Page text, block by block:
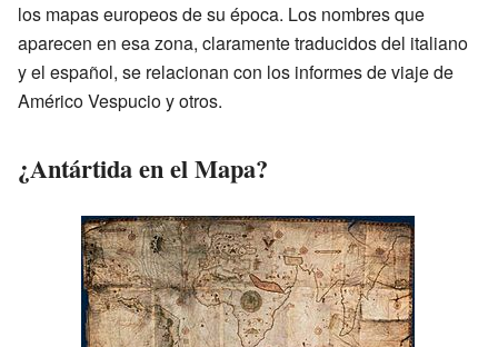
los mapas europeos de su época. Los nombres que
aparecen en esa zona, claramente traducidos del italiano
y el español, se relacionan con los informes de viaje de
Américo Vespucio y otros.
¿Antártida en el Mapa?